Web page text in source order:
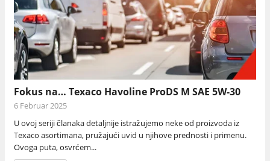
Fokus na… Texaco Havoline ProDS M SAE 5W-30
6 Februar 2025
U ovoj seriji članaka detaljnije istražujemo neke od proizvoda iz
Texaco asortimana, pružajući uvid u njihove prednosti i primenu.
Ovoga puta, osvrćem...